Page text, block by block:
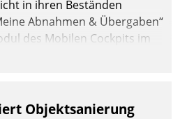
in ihren Beständen
Abnahmen & Übergaben“
des Mobilen Cockpits im
Objektsanierung